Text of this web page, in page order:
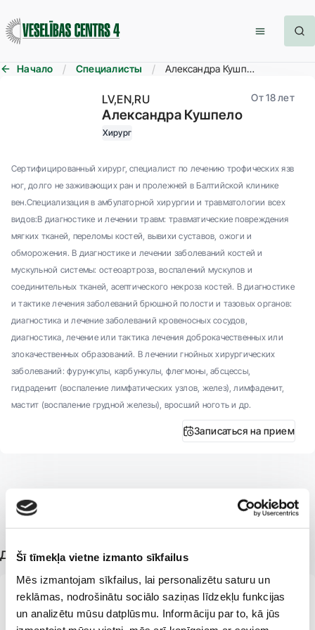
Šī tīmekļa vietne izmanto sīkfailus
Mēs izmantojam sīkfailus, lai personalizētu saturu un
reklāmas, nodrošinātu sociālo saziņas līdzekļu funkcijas
un analizētu mūsu datplūsmu. Informāciju par to, kā jūs
Начало Специалисты Александра Кушпело
LV EN RU От 18 лет
Александра Кушпело
Хирург
Сертифицированный хирург, специалист по лечению трофических язв
ног, долго не заживающих ран и пролежней в Балтийской клинике
вен.Специализация в амбулаторной хирургии и травматологии всех
видов:В диагностике и лечении травм: травматические повреждения
мягких тканей, переломы костей, вывихи суставов, ожоги и
обморожения. В диагностике и лечении заболеваний костей и
мускульной системы: остеоартроза, воспалений мускулов и
соединительных тканей, асептического некроза костей. В диагностике
и тактике лечения заболеваний брюшной полости и тазовых органов:
диагностика и лечение заболеваний кровеносных сосудов,
диагностика, лечение или тактика лечения доброкачественных или
злокачественных образований. В лечении гнойных хирургических
заболеваний: фурункулы, карбункулы, флегмоны, абсцессы,
гидраденит (воспаление лимфатических узлов, желез), лимфаденит,
мастит (воспаление грудной железы), вросший ноготь и др.
Записаться на прием
Дополнительная информация
Член Латвийской ассоциации хирургов
Член правления Латвийской ассоциации лечения ран